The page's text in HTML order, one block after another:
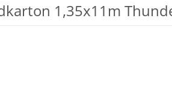
1,35x11m